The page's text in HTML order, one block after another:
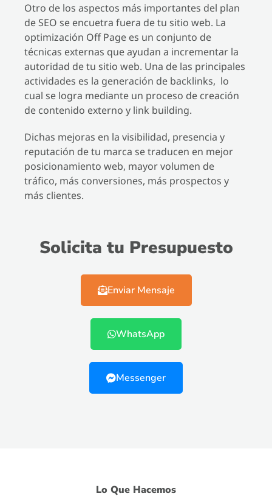
Otro de los aspectos más importantes del plan
de SEO se encuetra fuera de tu sitio web. La
optimización Off Page es un conjunto de
técnicas externas que ayudan a incrementar la
autoridad de tu sitio web. Una de las principales
actividades es la generación de backlinks, lo
cual se logra mediante un proceso de creación
de contenido externo y link building.
Dichas mejoras en la visibilidad, presencia y
reputación de tu marca se traducen en mejor
posicionamiento web, mayor volumen de
tráfico, más conversiones, más prospectos y
más clientes.
Solicita tu Presupuesto
Enviar Mensaje
WhatsApp
Messenger
Lo Que Hacemos